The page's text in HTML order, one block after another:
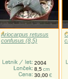
Ariocarpus retusus
confusus (8,5)
2004
8,5cm
30,00€